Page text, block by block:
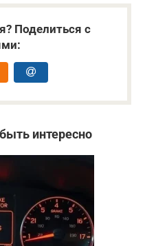
Поделиться с
интересно